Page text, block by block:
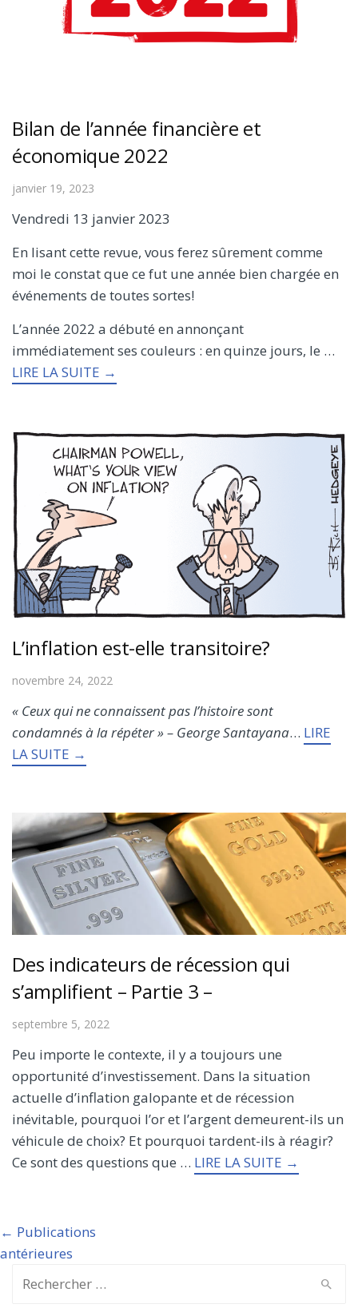
Bilan de l’année financière et
économique 2022
janvier 19, 2023
Vendredi 13 janvier 2023
En lisant cette revue, vous ferez sûrement comme
moi le constat que ce fut une année bien chargée en
événements de toutes sortes!
L’année 2022 a débuté en annonçant
immédiatement ses couleurs : en quinze jours, le …
LIRE LA SUITE →
L’inflation est-elle transitoire?
novembre 24, 2022
« Ceux qui ne connaissent pas l’histoire sont
condamnés à la répéter » – George Santayana… LIRE
LA SUITE →
Des indicateurs de récession qui
s’amplifient – Partie 3 –
septembre 5, 2022
Peu importe le contexte, il y a toujours une
opportunité d’investissement. Dans la situation
actuelle d’inflation galopante et de récession
inévitable, pourquoi l’or et l’argent demeurent-ils un
véhicule de choix? Et pourquoi tardent-ils à réagir?
Ce sont des questions que … LIRE LA SUITE →
Post
navigation
← Publications
antérieures
Search